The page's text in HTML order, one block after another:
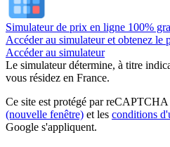
Simulateur de prix en ligne 100%
Accéder au simulateur et obtenez le
Accéder au simulateur
Le simulateurdétermine, à titre
vous résidez en France.
Ce site est protégé par reCAPTCHA
(nouvelle fenêtre) et les conditions
Google s'appliquent.